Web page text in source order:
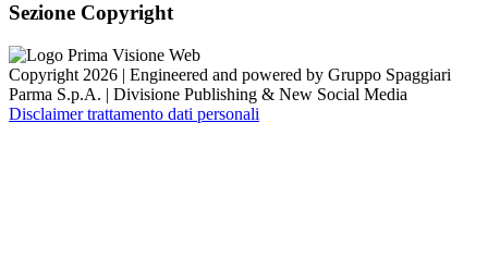
Sezione Copyright
Copyright 2026 | Engineered and powered by Gruppo Spaggiari
Parma S.p.A. | Divisione Publishing & New Social Media
Disclaimer trattamento dati personali